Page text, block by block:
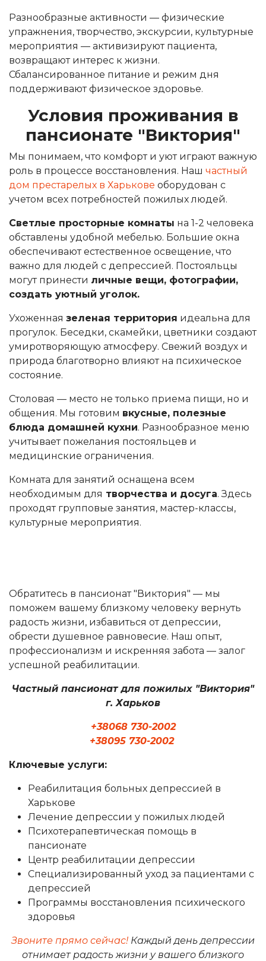
Разнообразные активности — физические
упражнения, творчество, экскурсии, культурные
мероприятия — активизируют пациента,
возвращают интерес к жизни.
Сбалансированное питание и режим дня
поддерживают физическое здоровье.
Условия проживания в
пансионате "Виктория"
Мы понимаем, что комфорт и уют играют важную
роль в процессе восстановления. Наш частный
дом престарелых в Харькове оборудован с
учетом всех потребностей пожилых людей.
Светлые просторные комнаты на 1-2 человека
обставлены удобной мебелью. Большие окна
обеспечивают естественное освещение, что
важно для людей с депрессией. Постояльцы
могут принести личные вещи, фотографии,
создать уютный уголок.
Ухоженная зеленая территория идеальна для
прогулок. Беседки, скамейки, цветники создают
умиротворяющую атмосферу. Свежий воздух и
природа благотворно влияют на психическое
состояние.
Столовая — место не только приема пищи, но и
общения. Мы готовим вкусные, полезные
блюда домашней кухни. Разнообразное меню
учитывает пожелания постояльцев и
медицинские ограничения.
Комната для занятий оснащена всем
необходимым для творчества и досуга. Здесь
проходят групповые занятия, мастер-классы,
культурные мероприятия.
Обратитесь в пансионат "Виктория" — мы
поможем вашему близкому человеку вернуть
радость жизни, избавиться от депрессии,
обрести душевное равновесие. Наш опыт,
профессионализм и искренняя забота — залог
успешной реабилитации.
Частный пансионат для пожилых "Виктория"
г. Харьков
+38068 730-2002
+38095 730-2002
Ключевые услуги:
Реабилитация больных депрессией в
Харькове
Лечение депрессии у пожилых людей
Психотерапевтическая помощь в
пансионате
Центр реабилитации депрессии
Специализированный уход за пациентами с
депрессией
Программы восстановления психического
здоровья
Звоните прямо сейчас! Каждый день депрессии
отнимает радость жизни у вашего близкого